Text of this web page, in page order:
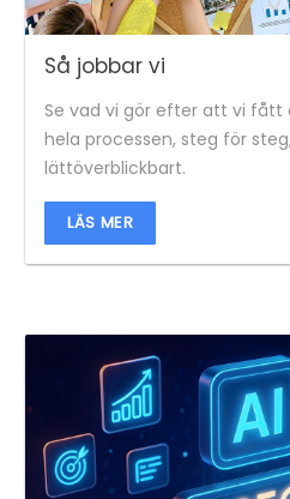
Så jobbar vi
Se vad vi gör efter att vi fått
hela processen, steg för
lättöverblickbart.
LÄS MER